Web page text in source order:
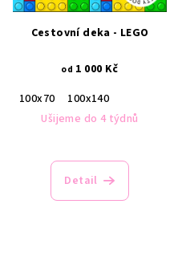
o
Cestovní deka - LEGO
od 1 000 Kč
100x70
100x140
Ušijeme do 4 týdnů
Detail